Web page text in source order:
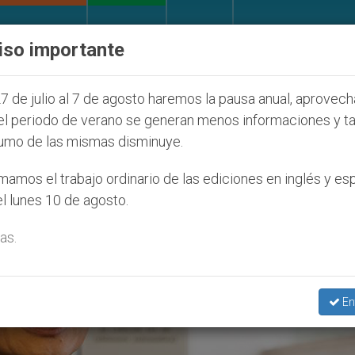
de colonos judíos que afecta a cristianos
importante
de julio al 7 de agosto haremos la pausa anual,
periodo de verano se generan menos informaciones y
de las mismas disminuye.
el trabajo ordinario de las ediciones en inglés y
lunes 10 de agosto.